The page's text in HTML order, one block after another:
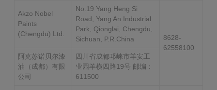
Akzo Nobel
Paints
(Chengdu) Ltd.
No.19 Yang Heng Si
Road, Yang An Industrial
Park, Qionglai, Chengdu,
Sichuan, P.R.China
8628-
62558100
阿克苏诺贝尔漆
油（成都）有限
公司
四川省成都邛崃市羊安工
业园羊横四路19号 邮编：
611500